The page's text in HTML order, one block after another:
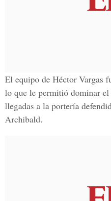
El equipo de Héctor Vargas
lo que le permitió dominar
llegadas a la portería
Archibald.